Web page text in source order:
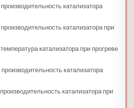
катализатора
катализатора при
катализатора при прогреве
катализатора
катализатора при